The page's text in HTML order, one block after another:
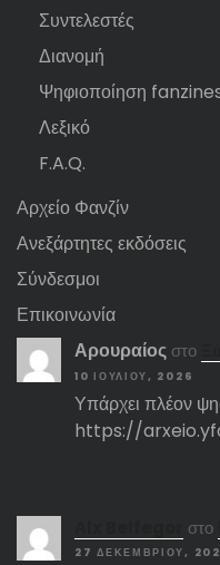
Συντελεστές
Διανομή
Ψηφιοποίηση
Λεξικό
F.A.Q.
Αρχείο Φανζίν
Ανεξάρτητες εκδόσεις
Σύνδεσμοι
Επικοινωνία
Αρουραίος στο
10 ΙΟΥΛΊΟΥ, 2026
Υπάρχει πλέον
https://
στο
27 ΔΕΚΕΜΒΡΊΟΥ,